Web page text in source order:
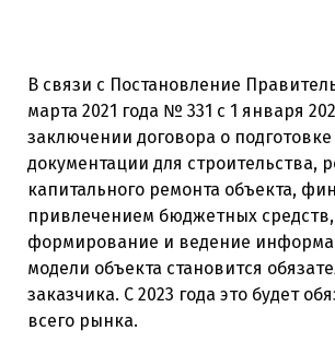
В связи с Постановление
марта 2021 года № 331 с 1 января
заключении договора о
документации для строительства,
капитального ремонта объекта,
привлечением бюджетных средств,
формирование и ведение
модели объекта становится
заказчика. С 2023 года это будет
всего рынка.